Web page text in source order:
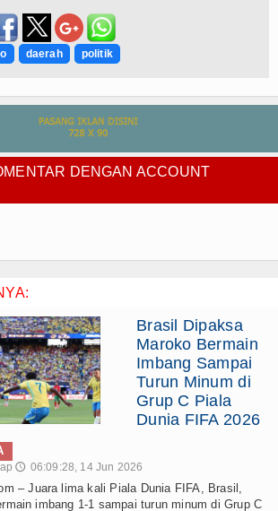
daerah politik
DENGAN ACCOUNT
Brasil Dipaksa
Maroko Bermain
Imbang Sampai
Turun Minum di
Grup C Piala
Dunia FIFA 2026
🕔 06:09:28, 14 Jun 2026
– Juara lima kali Piala Dunia FIFA, Brasil,
imbang 1-1 sampai turun minum di Grup C